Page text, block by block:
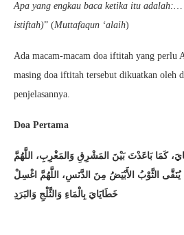
Apa yang engkau baca ketika itu adalah:…
istiftah)” (Muttafaqun ‘alaih)
Ada macam-macam doa iftitah yang perlu
masing doa iftitah tersebut dikuatkan oleh
penjelasannya.
Doa Pertama
كَمَا بَاعَدْتَ بَيْنَ المَشْرِقِ وَالمَغْرِبِ، اللَّهُمَّ
يُنَقَّى الثَّوْبُ الأَبْيَضُ مِنَ الدَّنَسِ، اللَّهُمَّ اغْسِلْ
خَطَايَايَ بِالْمَاءِ وَالثَّلْجِ وَالبَرَدِ